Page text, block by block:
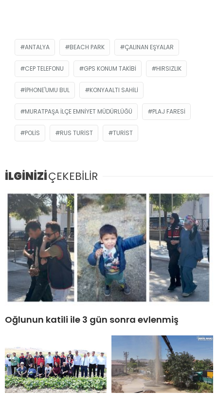
ANTALYA BEACH PARK ÇALINAN EŞYALAR
CEP TELEFONU GPS KONUM TAKIBI HIRSIZLIK
IPHONE'UMU BUL KONYAALTI SAHILI
MURATPAŞA İLÇE EMNIYET MÜDÜRLÜĞÜ PLAJ FARESI
POLIS RUS TURIST TURIST
İLGİNİZİÇEKEBİLİR
Oğlunun katili ile 3 gün sonra evlenmiş